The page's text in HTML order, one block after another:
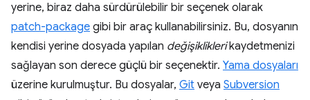
yerine, biraz daha sürdürülebilir bir seçenek olarak
patch-package gibi bir araç kullanabilirsiniz. Bu, dosyanın
kendisi yerine dosyada yapılan değişikliklerikaydetmenizi
sağlayan son derece güçlü bir seçenektir. Yama dosyaları
üzerine kurulmuştur. Bu dosyalar, Git veya Subversion